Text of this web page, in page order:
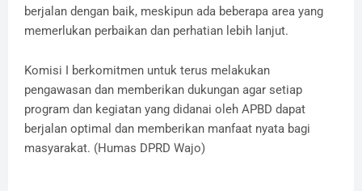
berjalan dengan baik, meskipun ada beberapa area yang
memerlukan perbaikan dan perhatian lebih lanjut.
Komisi I berkomitmen untuk terus melakukan
pengawasan dan memberikan dukungan agar setiap
program dan kegiatan yang didanai oleh APBD dapat
berjalan optimal dan memberikan manfaat nyata bagi
masyarakat. (Humas DPRD Wajo)